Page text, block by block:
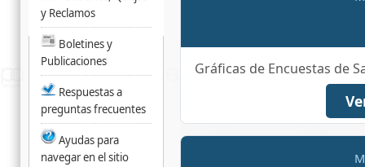
Gráficas de Encuestas de
y Reclamos
Boletines y
Publicaciones
Respuestas a
preguntas frecuentes
Ayudas para
navegar en el sitio